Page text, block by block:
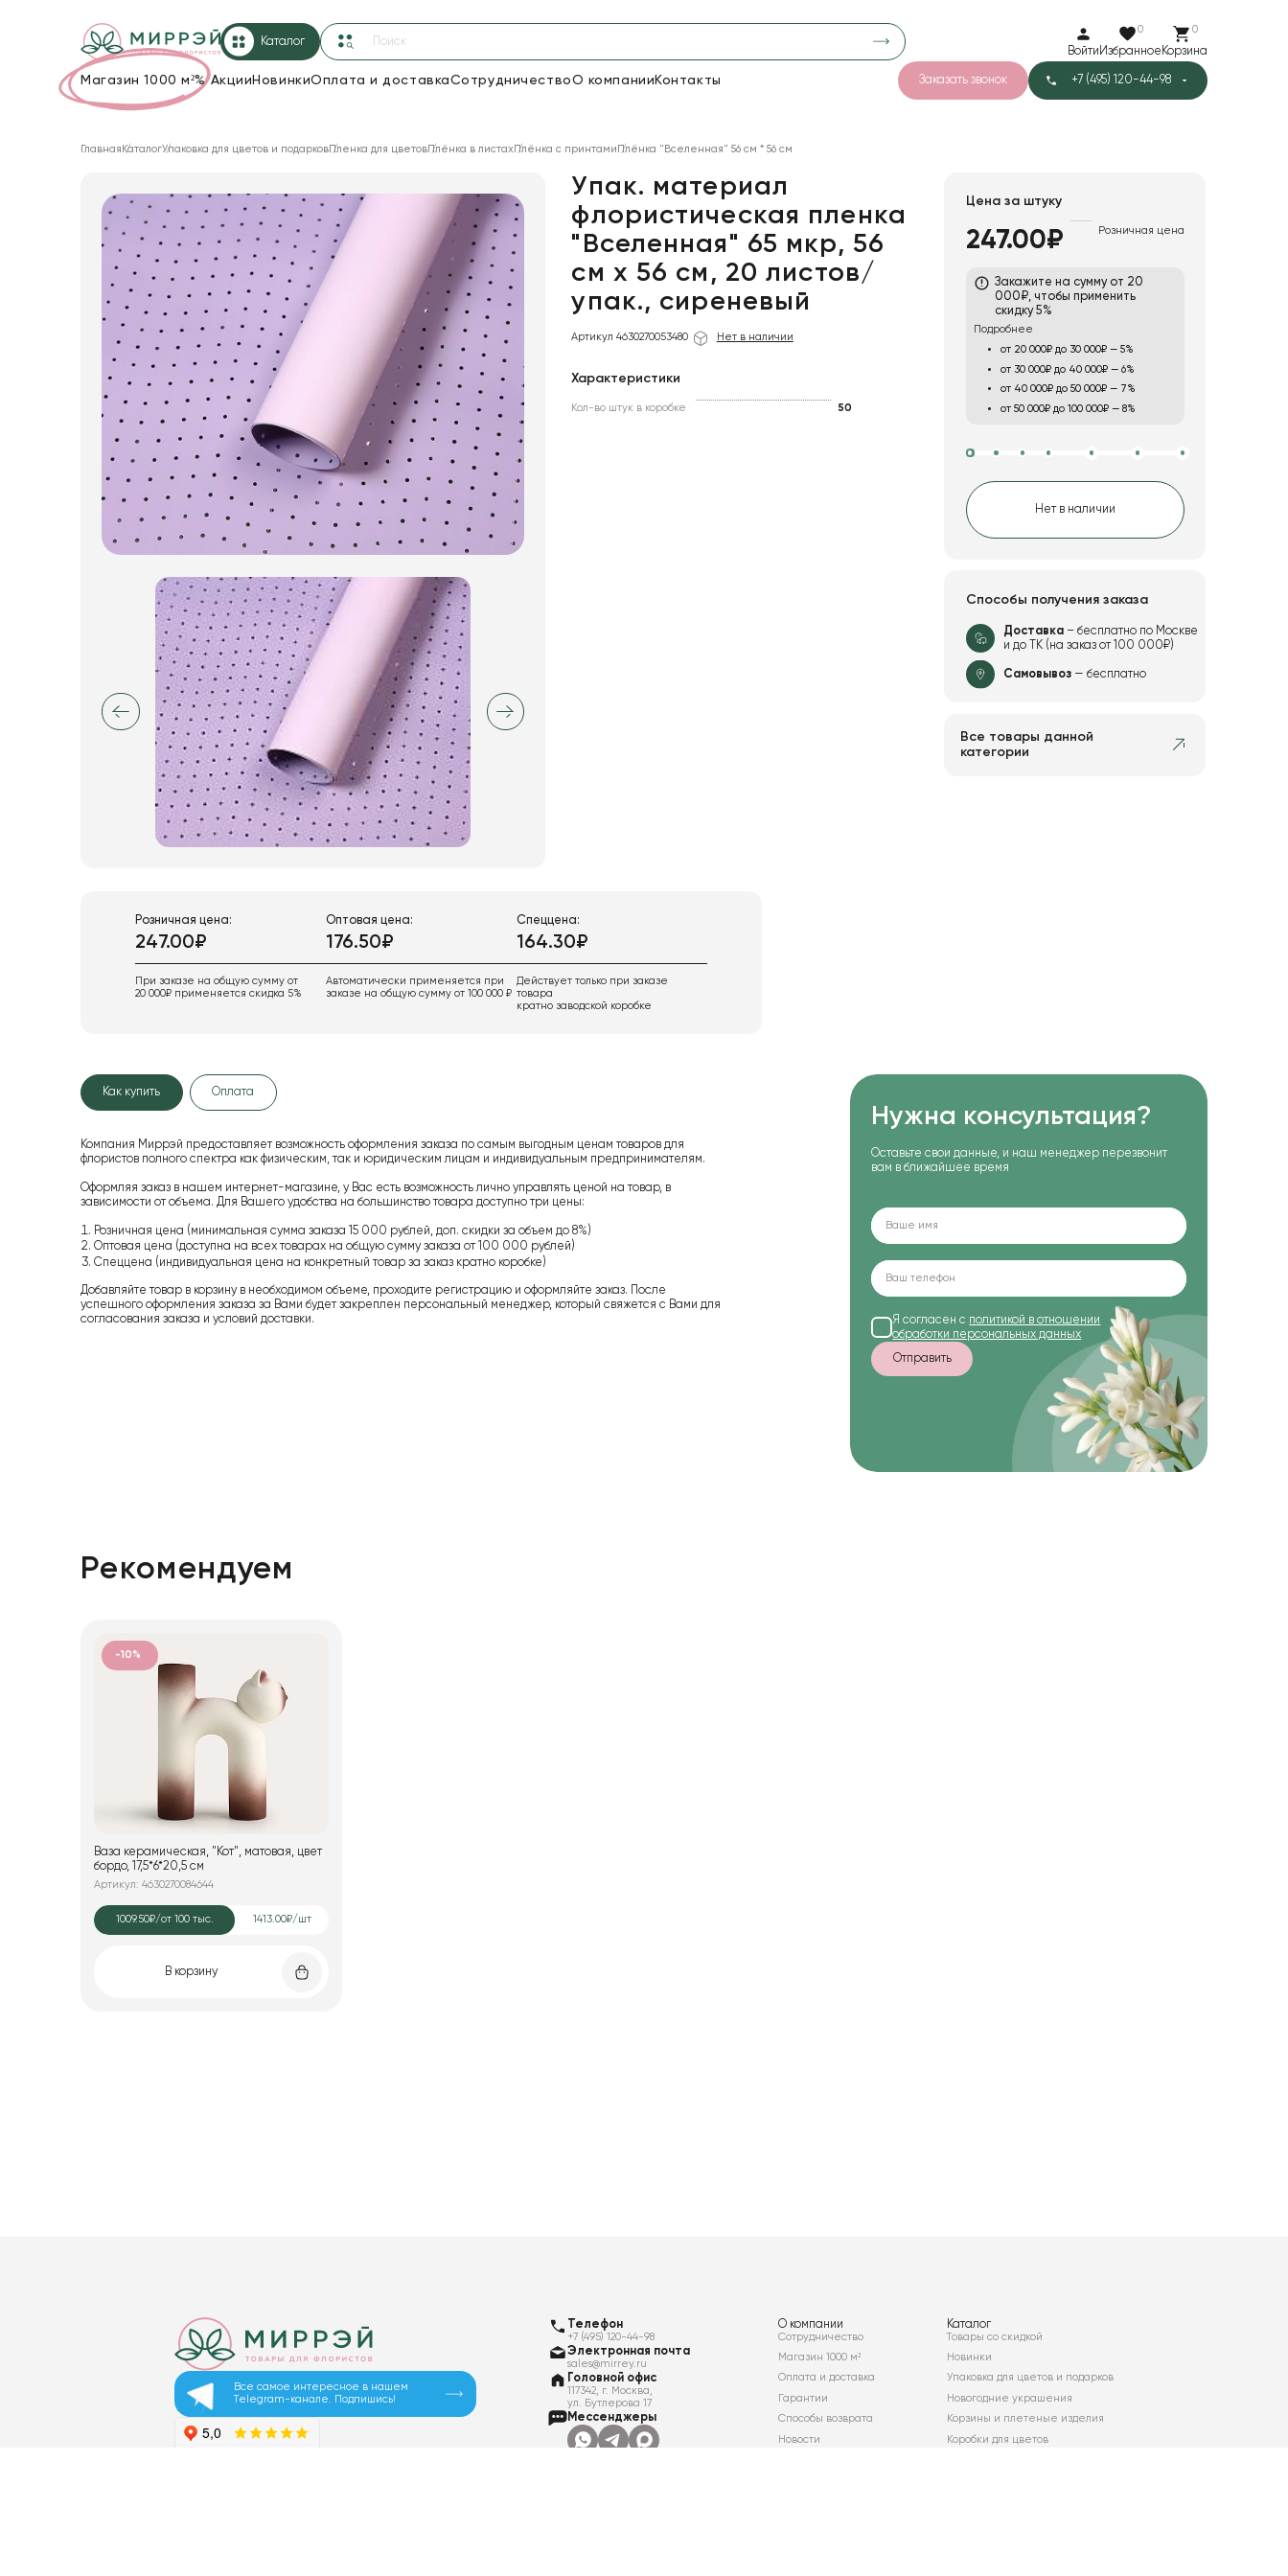
Каталог
Войти
0
Избранное
0
Корзина
Магазин 1000 м²%Акции НовинкиОплата и доставкаСотрудничествоО компании Контакты Заказать звонок +7 (495) 120-44-98
18
Сетка6
Корзины и плетеные изделия
Коробки для цветов
Декор для дома
Лента
Товары для флористов
Пакеты для цветов и подарков
Искусственные цветы и растения
Декоративные вазы, кашпо
Фоамиран
Свечи
Игрушки мягкие
Изделия из металла
Главная КаталогУпаковка для цветов и подарковПленка для цветовПлёнка в листахПлёнка с принтами Плёнка "Вселенная" 56 см * 56 см
Упак. материал
флористическая пленка
"Вселенная" 65 мкр, 56
см х 56 см, 20 листов/
упак., сиреневый
Артикул 4630270053480 Нет в наличии
Характеристики
Кол-во штук в коробке 50
Розничная цена:
247.00₽
При заказе на общую сумму от
20 000₽ применяется скидка 5%
Оптовая цена:
176.50₽
Автоматически применяется при
заказе на общую сумму от 100 000 ₽
Спеццена:
164.30₽
Действует только при заказе
товара
кратно заводской коробке
Цена за штуку
247.00₽ Розничная цена
Закажите на сумму от 20
000₽, чтобы применить
скидку 5%
Подробнее
от 20 000₽ до 30 000₽ — 5%
от 30 000₽ до 40 000₽ — 6%
от 40 000₽ до 50 000₽ — 7%
от 50 000₽ до 100 000₽ — 8%
Нет в наличии
Способы получения заказа
Доставка– бесплатно по Москве
и до ТК (на заказ от 100 000₽)
Самовывоз— бесплатно
Все товары данной
категории
Как купить Оплата
Компания Миррэй предоставляет возможность оформления заказа по самым выгодным ценам товаров для
флористов полного спектра как физическим, так и юридическим лицам и индивидуальным предпринимателям.
Оформляя заказ в нашем интернет-магазине, у Вас есть возможность лично управлять ценой на товар, в
зависимости от объема. Для Вашего удобства на большинство товара доступно три цены:
Розничная цена (минимальная сумма заказа 15 000 рублей, доп. скидки за объем до 8%)
Оптовая цена (доступна на всех товарах на общую сумму заказа от 100 000 рублей)
Спеццена (индивидуальная цена на конкретный товар за заказ кратно коробке)
Добавляйте товар в корзину в необходимом объеме, проходите регистрацию и оформляйте заказ. После
успешного оформления заказа за Вами будет закреплен персональный менеджер, который свяжется с Вами для
согласования заказа и условий доставки.
Нужна консультация?
Оставьте свои данные, и наш менеджер перезвонит
вам в ближайшее время
Я согласен с политикой в отношении
обработки персональных данных
Отправить
Рекомендуем
-10%
Ваза керамическая, "Кот", матовая, цвет
бордо, 17,5*6*20,5 см
Артикул: 4630270084644
1009.50₽/от 100 тыс. 1413.00₽/шт
В корзину
Все самое интересное в нашем
Telegram-канале. Подпишись!
Телефон
+7 (495) 120-44-98
Электронная почта
sales@mirrey.ru
Головной офис
117342, г. Москва,
ул. Бутлерова 17
Мессенджеры
О компании
Сотрудничество
Магазин 1000 м²
Оплата и доставка
Гарантии
Способы возврата
Новости
Каталог
Товары со скидкой
Новинки
Упаковка для цветов и подарков
Новогодние украшения
Корзины и плетеные изделия
Коробки для цветов